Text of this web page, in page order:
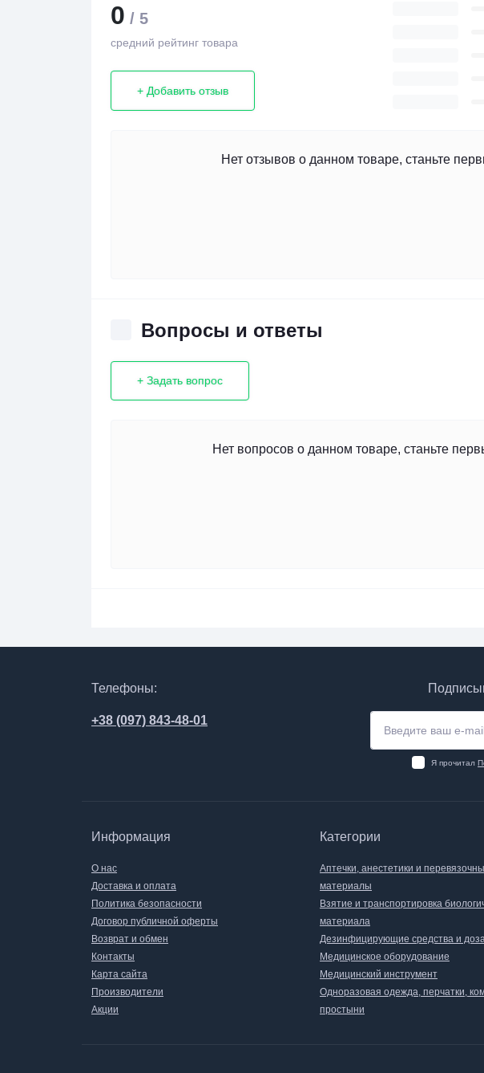
0 / 5
средний рейтинг товара
+ Добавить отзыв
Нет отзывов о данном товаре, станьте
Вопросы и ответы
+ Задать вопрос
Нет вопросов о данном товаре, станьте
Телефоны:
+38 (097) 843-48-01
Я прочитал
Информация
О нас
Доставка и оплата
Политика безопасности
Договор публичной оферты
Возврат и обмен
Контакты
Карта сайта
Производители
Акции
Категории
Аптечки, анестетики и
материалы
Взятие и транспортировка
материала
Дезинфицирующие средства и
Медицинское оборудование
Медицинский инструмент
Одноразовая одежда, перчатки,
простыни